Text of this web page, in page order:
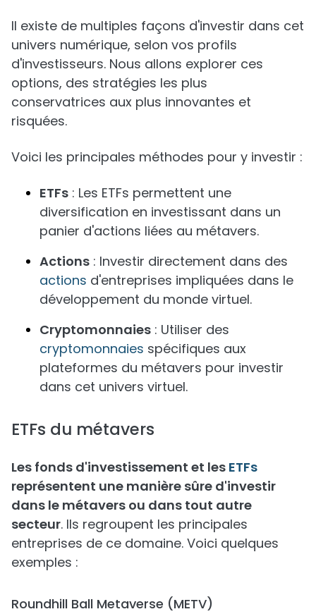
Il existe de multiples façons d'investir dans cet
univers numérique, selon vos profils
d'investisseurs. Nous allons explorer ces
options, des stratégies les plus
conservatrices aux plus innovantes et
risquées.
Voici les principales méthodes pour y investir :
ETFs : Les ETFs permettent une
diversification en investissant dans un
panier d'actions liées au métavers.
Actions : Investir directement dans des
actions d'entreprises impliquées dans le
développement du monde virtuel.
Cryptomonnaies : Utiliser des
cryptomonnaies spécifiques aux
plateformes du métavers pour investir
dans cet univers virtuel.
ETFs du métavers
Les fonds d'investissement et les ETFs
représentent une manière sûre d'investir
dans le métavers ou dans tout autre
secteur. Ils regroupent les principales
entreprises de ce domaine. Voici quelques
exemples :
Roundhill Ball Metaverse (METV)